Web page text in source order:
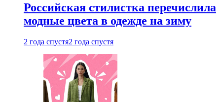
Российская стилистка перечислила
модные цвета в одежде на зиму
2 года спустя2 года спустя